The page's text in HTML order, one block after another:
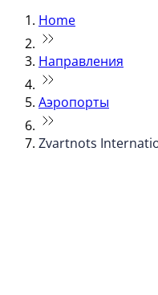
Home
Направления
Аэропорты
Zvartnots